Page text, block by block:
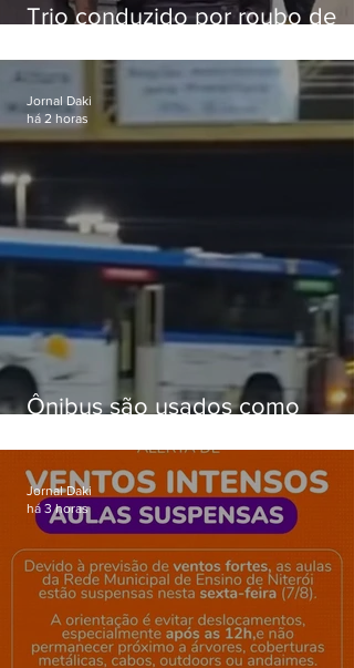
Trio conduzido por roubo de
passagens
Ônibus são usados como
Gardênia Azul
Jornal Daki
há 2 horas
Jornal Daki
há 3 horas